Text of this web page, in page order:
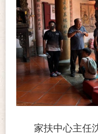
家扶中心主任沈